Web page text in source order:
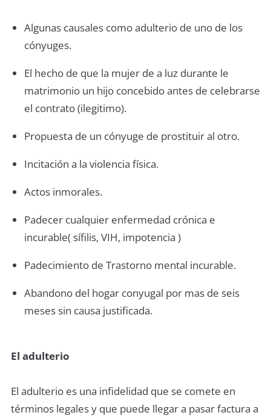
Algunas causales como adulterio de uno de los
cónyuges.
El hecho de que la mujer de a luz durante le
matrimonio un hijo concebido antes de celebrarse
el contrato (ilegitimo).
Propuesta de un cónyuge de prostituir al otro.
Incitación a la violencia física.
Actos inmorales.
Padecer cualquier enfermedad crónica e
incurable( sífilis, VIH, impotencia )
Padecimiento de Trastorno mental incurable.
Abandono del hogar conyugal por mas de seis
meses sin causa justificada.
El adulterio
El adulterio es una infidelidad que se comete en
términos legales y que puede llegar a pasar factura a